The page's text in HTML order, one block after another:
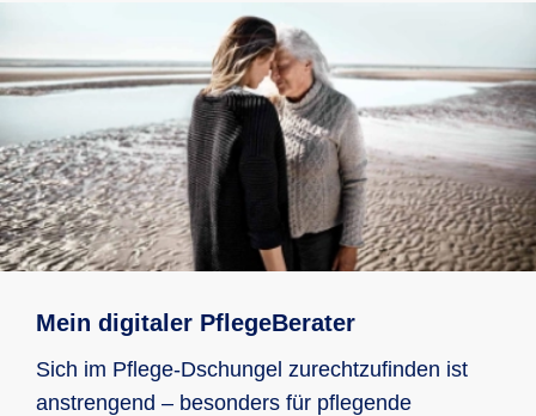
Mein digitaler PflegeBerater
Sich im Pflege-Dschungel zurechtzufinden ist
anstrengend – besonders für pflegende